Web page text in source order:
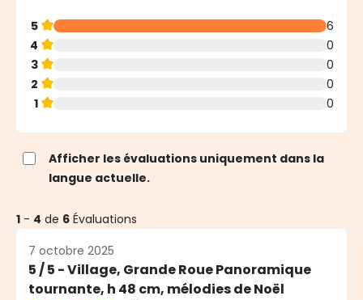
5
6
4
0
3
0
2
0
1
0
Afficher les évaluations uniquement dans la
langue actuelle.
1 - 4 de 6 Évaluations
7 octobre 2025
5 / 5 - Village, Grande Roue Panoramique
tournante, h 48 cm, mélodies de Noël